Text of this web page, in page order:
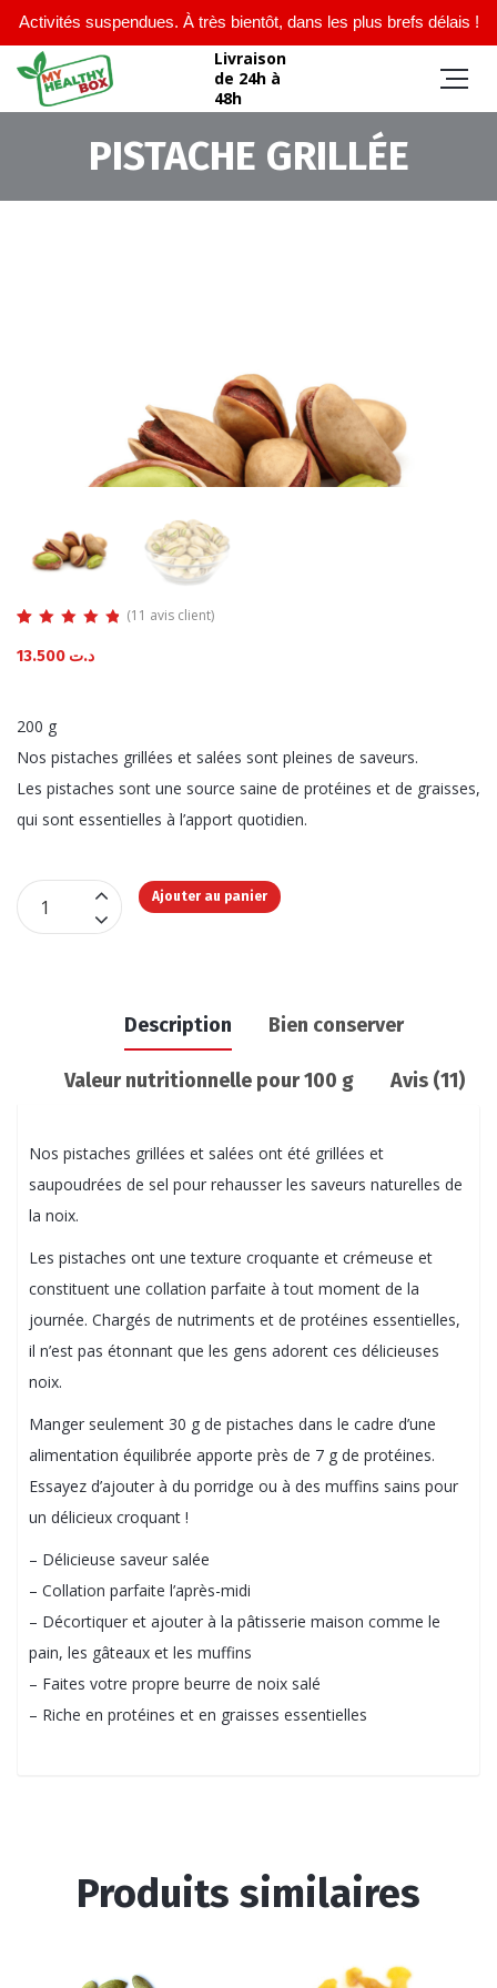
Activités suspendues. À très bientôt, dans les plus brefs délais !
Livraison
de 24h à
48h
PISTACHE GRILLÉE
5 basé sur
(11 avis client)
د.ت
200 g
Nos pistaches grillées et salées sont pleines de saveurs.
Les pistaches sont une source saine de protéines et de graisses,
qui sont essentielles à l’apport quotidien.
Pistache
Grillée
Ajouter au panier
Description Bien conserver
Valeur nutritionnelle pour 100 g Avis (11)
Nos pistaches grillées et salées ont été grillées et
saupoudrées de sel pour rehausser les saveurs naturelles de
la noix.
Les pistaches ont une texture croquante et crémeuse et
constituent une collation parfaite à tout moment de la
journée. Chargés de nutriments et de protéines essentielles,
il n’est pas étonnant que les gens adorent ces délicieuses
noix.
Manger seulement 30 g de pistaches dans le cadre d’une
alimentation équilibrée apporte près de 7 g de protéines.
Essayez d’ajouter à du porridge ou à des muffins sains pour
un délicieux croquant !
– Délicieuse saveur salée
– Collation parfaite l’après-midi
– Décortiquer et ajouter à la pâtisserie maison comme le
pain, les gâteaux et les muffins
– Faites votre propre beurre de noix salé
– Riche en protéines et en graisses essentielles
Produits similaires